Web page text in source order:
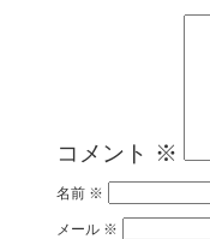
コメント ※
名前 ※
メール ※